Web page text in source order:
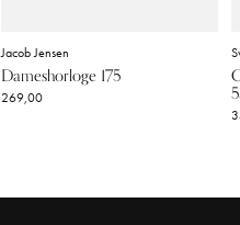
Jacob Jensen
Dameshorloge 175
269,00